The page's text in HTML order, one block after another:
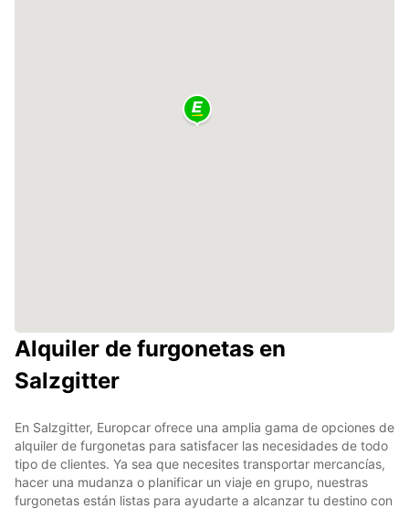
Alquiler de furgonetas en
Salzgitter
En Salzgitter, Europcar ofrece una amplia gama de opciones de
alquiler de furgonetas para satisfacer las necesidades de todo
tipo de clientes. Ya sea que necesites transportar mercancías,
hacer una mudanza o planificar un viaje en grupo, nuestras
furgonetas están listas para ayudarte a alcanzar tu destino con